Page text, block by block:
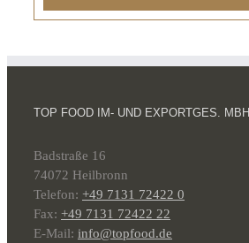
TOP FOOD IM- UND EXPORTGES. MBH
Badstraße 16
74072 Heilbronn
Telefon: +49 7131 72422 0
Fax: +49 7131 72422 22
E-Mail: info@topfood.de